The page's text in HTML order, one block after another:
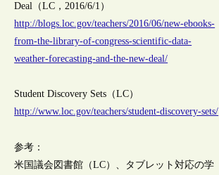
Deal（LC，2016/6/1）
http://blogs.loc.gov/teachers/2016/06/new-ebooks-
from-the-library-of-congress-scientific-data-
weather-forecasting-and-the-new-deal/
Student Discovery Sets（LC）
http://www.loc.gov/teachers/student-discovery-sets/
参考：
米国議会図書館（LC）、タブレット対応の学